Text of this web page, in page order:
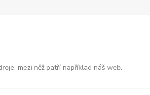
mezi něž patří například náš web.